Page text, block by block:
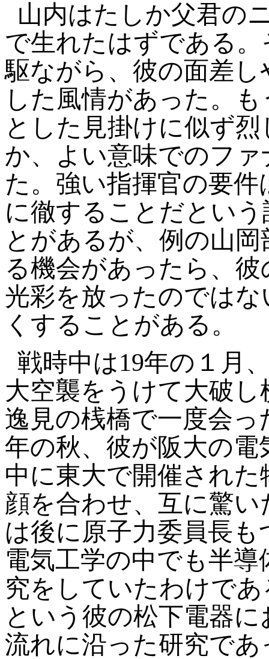
山内はたしか父君の
で生れたはずである
駆ながら、彼の面差
した風情があった。
とした見掛けに似ず
か、よい意味でのフ
た。強い指揮官の要
に徹することだとい
とがあるが、例の山
る機会があったら、
光彩を放ったのでは
くすることがある。
戦時中は19年の１月
大空襲をうけて大破
逸見の桟橋で一度会
年の秋、彼が阪大の
中に東大で開催され
顔を合わせ、互に驚
は後に原子力委員長
電気工学の中でも半
究をしていたわけで
という彼の松下電器
流れに沿った研究で